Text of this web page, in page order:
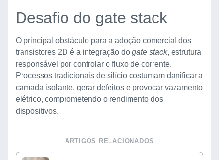
Desafio do gate stack
O principal obstáculo para a adoção comercial dos
transistores 2D é a integração do gate stack, estrutura
responsável por controlar o fluxo de corrente.
Processos tradicionais de silício costumam danificar a
camada isolante, gerar defeitos e provocar vazamento
elétrico, comprometendo o rendimento dos
dispositivos.
ARTIGOS RELACIONADOS